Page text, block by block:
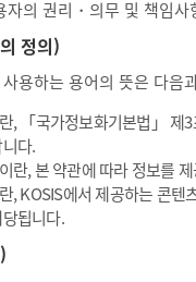
자의 권리・의무 및 책임
정의)
용하는 용어의 뜻은 다음
, 「국가정보화기본법」 제
다.
란, 본 약관에 따라 정보를
, KOSIS에서 제공하는 콘
됩니다.